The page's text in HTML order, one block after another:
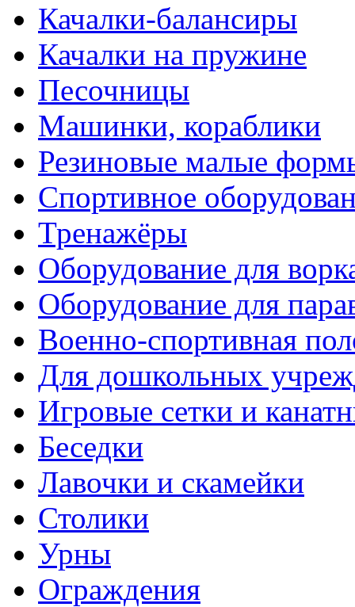
Качалки-балансиры
Качалки на пружине
Песочницы
Машинки, кораблики
Резиновые малые
Спортивное
Тренажёры
Оборудование для
Оборудование для
Военно-спортивная
Для дошкольных
Игровые сетки и
Беседки
Лавочки и скамейки
Столики
Урны
Ограждения